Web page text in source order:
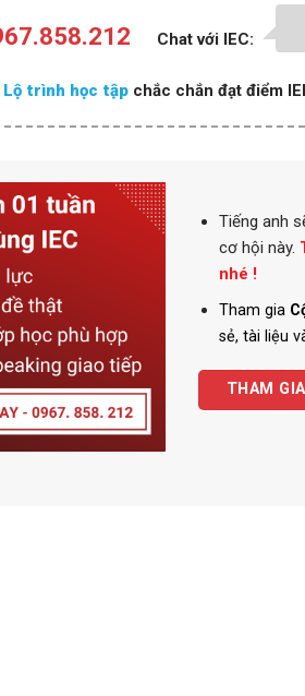
Chat với IEC:
Lộ trình học tập chắc chắn đạt điểm
Tiếng anh
cơ hội này.
nhé !
Tham gia
sẻ, tài liệu
THAM